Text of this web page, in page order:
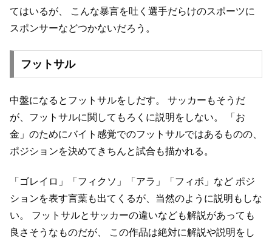
てはいるが、
こんな暴言を吐く選手だらけのスポーツに
スポンサーなどつかないだろう。
フットサル
中盤になるとフットサルをしだす。
サッカーもそうだ
が、フットサルに関してもろくに説明をしない。
「お
金」のためにバイト感覚でのフットサルではあるものの、
ポジションを決めてきちんと試合も描かれる。
「ゴレイロ」「フィクソ」「アラ」「フィボ」など ポジ
ションを表す言葉も出てくるが、当然のように説明もしな
い。
フットサルとサッカーの違いなども解説があっても
良さそうなものだが、
この作品は絶対に解説や説明をし